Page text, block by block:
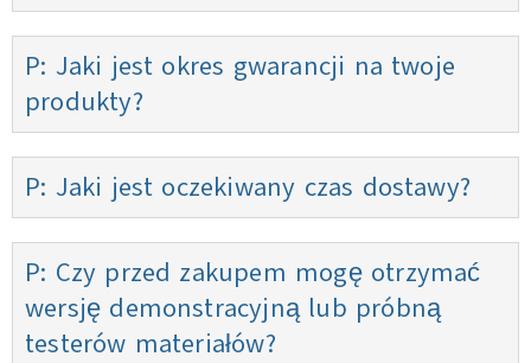
P: Jaki jest okres gwarancji na twoje
produkty?
P: Jaki jest oczekiwany czas dostawy?
P: Czy przed zakupem mogę otrzymać
wersję demonstracyjną lub próbną
testerów materiałów?